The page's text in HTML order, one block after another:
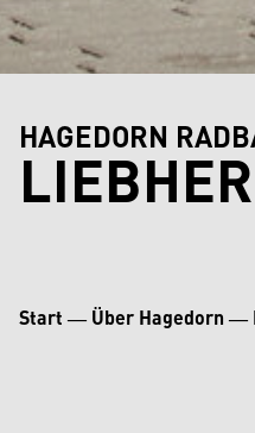
HAGEDORN
Start ― Über Hagedorn ―